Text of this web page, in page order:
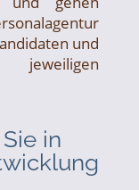
und
in